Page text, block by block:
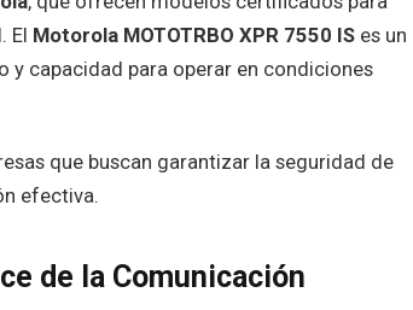
El Motorola MOTOTRBO XPR 7550 ISes un
y capacidad para operar en condiciones
que buscan garantizar la seguridad de
efectiva.
de la Comunicación